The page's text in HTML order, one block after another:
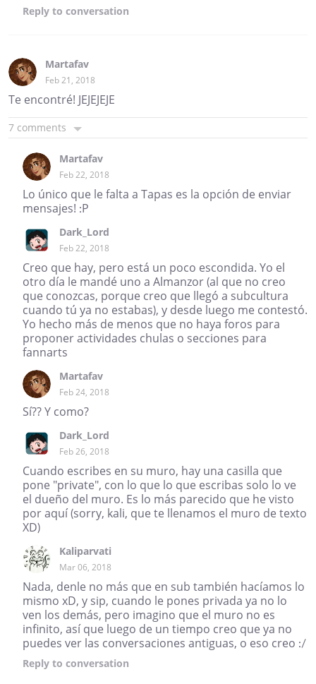
Reply to conversation
Martafav
Feb 21, 2018
Te encontré! JEJEJEJE
7 comments
Martafav
Feb 22, 2018
Lo único que le falta a Tapas es la opción de enviar
mensajes! :P
Dark_Lord
Feb 22, 2018
Creo que hay, pero está un poco escondida. Yo el
otro día le mandé uno a Almanzor (al que no creo
que conozcas, porque creo que llegó a subcultura
cuando tú ya no estabas), y desde luego me contestó.
Yo hecho más de menos que no haya foros para
proponer actividades chulas o secciones para
fannarts
Martafav
Feb 24, 2018
Sí?? Y como?
Dark_Lord
Feb 26, 2018
Cuando escribes en su muro, hay una casilla que
pone "private", con lo que lo que escribas solo lo ve
el dueño del muro. Es lo más parecido que he visto
por aquí (sorry, kali, que te llenamos el muro de texto
XD)
Kaliparvati
Mar 06, 2018
Nada, denle no más que en sub también hacíamos lo
mismo xD, y sip, cuando le pones privada ya no lo
ven los demás, pero imagino que el muro no es
infinito, así que luego de un tiempo creo que ya no
puedes ver las conversaciones antiguas, o eso creo :/
Reply to conversation